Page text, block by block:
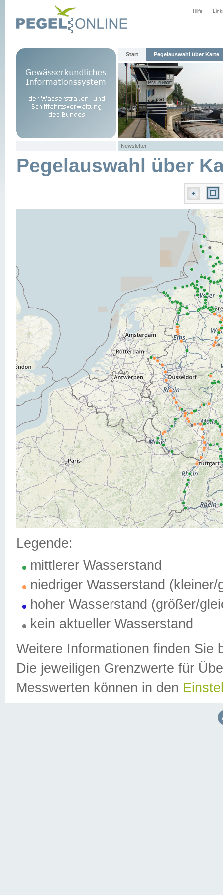
Hilfe
Start Pegelauswahl über Karte
Newsletter
Pegelauswahl über
Legende:
mittlerer Wasserstand
niedriger Wasserstand (kleiner/
hoher Wasserstand (größer/
kein aktueller Wasserstand
Weitere Informationen finden Sie
Die jeweiligen Grenzwerte für
Messwerten können in den